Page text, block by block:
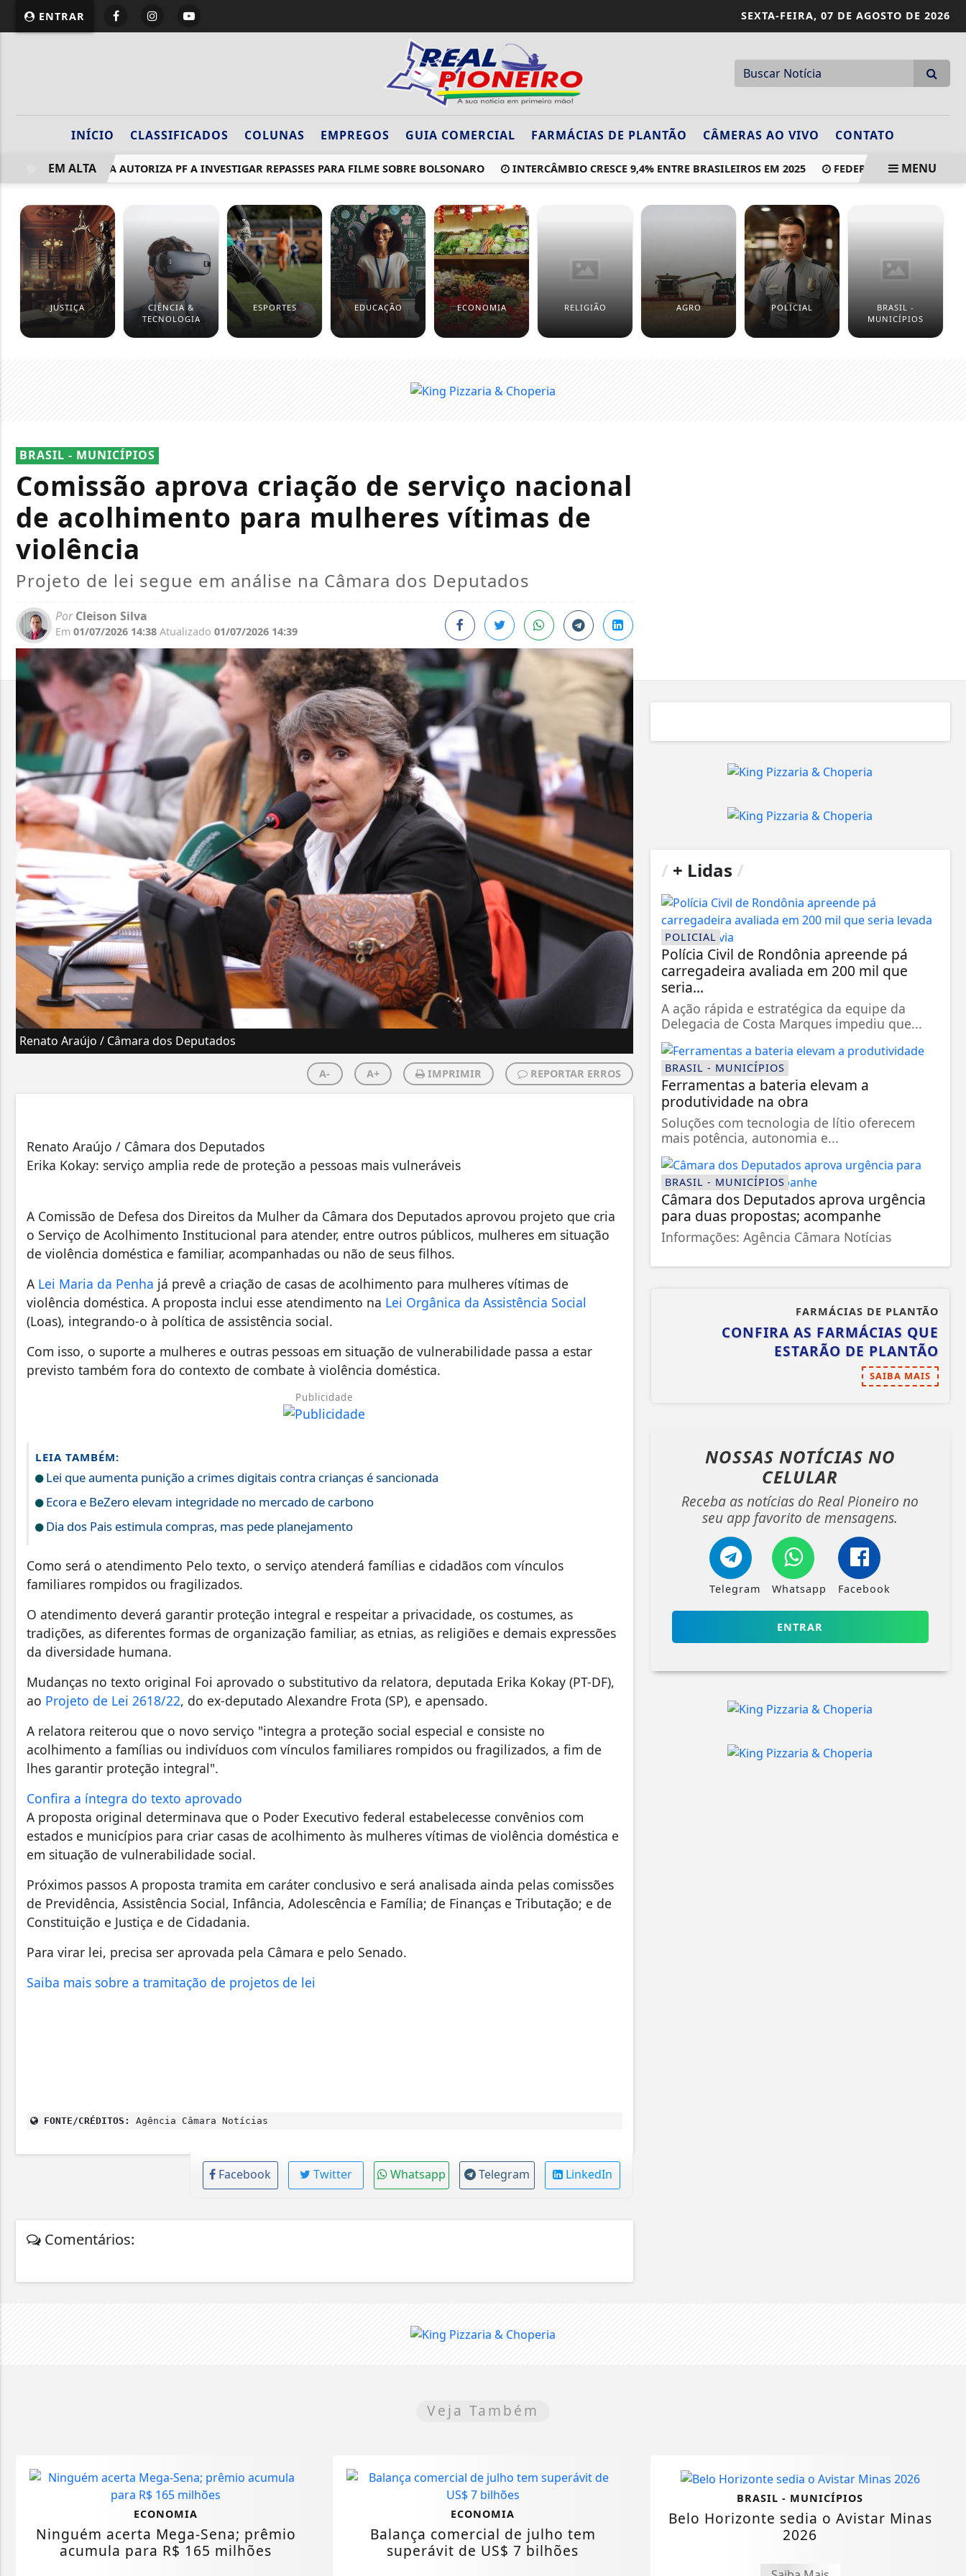
ENTRAR SEXTA-FEIRA, 07 DE AGOSTO DE 2026
INÍCIO CLASSIFICADOS COLUNAS EMPREGOS GUIA COMERCIAL FARMÁCIAS DE PLANTÃO CÂMERAS AO VIVO CONTATO
MENDONÇA AUTORIZA PF A INVESTIGAR REPASSES PARA FILME SOBRE BOLSONARO INTERCÂMBIO CRESCE 9,4% ENTRE BRASILEIROS EM 2025 FEDERAÇÃO PSOL-REDE
EM ALTA MENU
JUSTIÇA
CIÊNCIA &
TECNOLOGIA
ESPORTES EDUCAÇÃO ECONOMIA RELIGIÃO AGRO POLICIAL
BRASIL -
MUNICÍPIOS
BRASIL - MUNICÍPIOS
Comissão aprova criação de serviço nacional
de acolhimento para mulheres vítimas de
violência
Projeto de lei segue em análise na Câmara dos Deputados
PorCleison Silva
Em 01/07/2026 14:38 Atualizado 01/07/2026 14:39
Renato Araújo / Câmara dos Deputados
A- A+ IMPRIMIR REPORTAR ERROS
Renato Araújo / Câmara dos Deputados
Erika Kokay: serviço amplia rede de proteção a pessoas mais vulneráveis
A Comissão de Defesa dos Direitos da Mulher da Câmara dos Deputados aprovou projeto que cria
o Serviço de Acolhimento Institucional para atender, entre outros públicos, mulheres em situação
de violência doméstica e familiar, acompanhadas ou não de seus filhos.
A Lei Maria da Penha já prevê a criação de casas de acolhimento para mulheres vítimas de
violência doméstica. A proposta inclui esse atendimento na Lei Orgânica da Assistência Social
(Loas), integrando-o à política de assistência social.
Com isso, o suporte a mulheres e outras pessoas em situação de vulnerabilidade passa a estar
previsto também fora do contexto de combate à violência doméstica.
Publicidade
LEIA TAMBÉM:
Lei que aumenta punição a crimes digitais contra crianças é sancionada
Ecora e BeZero elevam integridade no mercado de carbono
Dia dos Pais estimula compras, mas pede planejamento
Como será o atendimento Pelo texto, o serviço atenderá famílias e cidadãos com vínculos
familiares rompidos ou fragilizados.
O atendimento deverá garantir proteção integral e respeitar a privacidade, os costumes, as
tradições, as diferentes formas de organização familiar, as etnias, as religiões e demais expressões
da diversidade humana.
Mudanças no texto original Foi aprovado o substitutivo da relatora, deputada Erika Kokay (PT-DF),
ao Projeto de Lei 2618/22, do ex-deputado Alexandre Frota (SP), e apensado.
A relatora reiterou que o novo serviço "integra a proteção social especial e consiste no
acolhimento a famílias ou indivíduos com vínculos familiares rompidos ou fragilizados, a fim de
lhes garantir proteção integral".
Confira a íntegra do texto aprovado
A proposta original determinava que o Poder Executivo federal estabelecesse convênios com
estados e municípios para criar casas de acolhimento às mulheres vítimas de violência doméstica e
em situação de vulnerabilidade social.
Próximos passos A proposta tramita em caráter conclusivo e será analisada ainda pelas comissões
de Previdência, Assistência Social, Infância, Adolescência e Família; de Finanças e Tributação; e de
Constituição e Justiça e de Cidadania.
Para virar lei, precisa ser aprovada pela Câmara e pelo Senado.
Saiba mais sobre a tramitação de projetos de lei
FONTE/CRÉDITOS: Agência Câmara Notícias
Facebook Twitter Whatsapp Telegram LinkedIn
Comentários:
/ + Lidas /
POLICIAL
Polícia Civil de Rondônia apreende pá
carregadeira avaliada em 200 mil que
seria...
A ação rápida e estratégica da equipe da
Delegacia de Costa Marques impediu que...
BRASIL - MUNICÍPIOS
Ferramentas a bateria elevam a
produtividade na obra
Soluções com tecnologia de lítio oferecem
mais potência, autonomia e...
BRASIL - MUNICÍPIOS
Câmara dos Deputados aprova urgência
para duas propostas; acompanhe
Informações: Agência Câmara Notícias
FARMÁCIAS DE PLANTÃO
CONFIRA AS FARMÁCIAS QUE
ESTARÃO DE PLANTÃO
SAIBA MAIS
NOSSAS NOTÍCIAS NO
CELULAR
Receba as notícias do Real Pioneiro no
seu app favorito de mensagens.
Telegram Whatsapp Facebook
ENTRAR
Veja Também
ECONOMIA
Ninguém acerta Mega-Sena; prêmio
acumula para R$ 165 milhões
ECONOMIA
Balança comercial de julho tem
superávit de US$ 7 bilhões
BRASIL - MUNICÍPIOS
Belo Horizonte sedia o Avistar Minas
2026